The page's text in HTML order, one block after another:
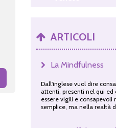
ARTICOLI
La Mindfulness
Dall'inglese vuol dire
attenti, presenti nel qui ed
essere vigili e
semplice, ma nella realtà